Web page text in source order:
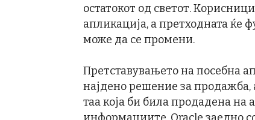
остатокот од светот.
апликација, а претходната ќе
може да се промени.
Претставувањето на посебна
најдено решение за продажба,
таа која би била продадена